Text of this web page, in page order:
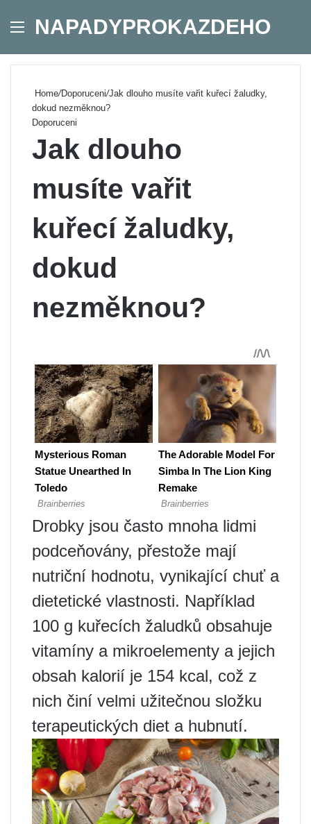
Menu
NAPADYPROKAZDEHO
Home/Doporuceni/Jak dlouho musíte vařit kuřecí žaludky,
dokud nezměknou?
Doporuceni
Jak dlouho
musíte vařit
kuřecí žaludky,
dokud
nezměknou?
Drobky jsou často mnoha lidmi
podceňovány, přestože mají
nutriční hodnotu, vynikající chuť a
dietetické vlastnosti. Například
100 g kuřecích žaludků obsahuje
vitamíny a mikroelementy a jejich
obsah kalorií je 154 kcal, což z
nich činí velmi užitečnou složku
terapeutických diet a hubnutí.